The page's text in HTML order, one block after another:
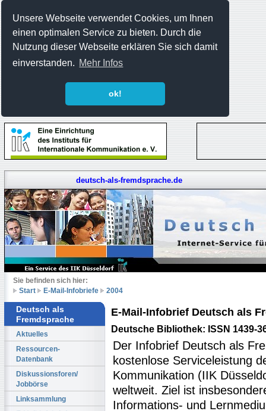
Unsere Webseite verwendet Cookies, um Ihnen
einen optimalen Service zu bieten. Durch die
Nutzung dieser Webseite erklären Sie sich damit
einverstanden. Mehr Infos
ok!
deutsch-als-fremdsprache.de
Sie befinden sich hier:
Start
E-Mail-Infobriefe 2004
Deutsch als
Fremdsprache
Aktuelles
Ressourcen-
Datenbank
Diskussionsforen/
Jobbörse
Linksammlung
E-Mail-Infobrief Deutsch als
Deutsche Bibliothek: ISSN 1439-
Der Infobrief Deutsch als
kostenlose Serviceleistung
Kommunikation (IIK
weltweit. Ziel ist
Informations- und